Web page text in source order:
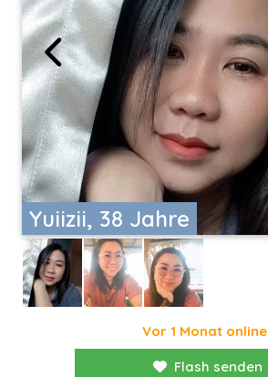
Yuiizii, 38 Jahre
Vor 1 Monat online
Flash senden